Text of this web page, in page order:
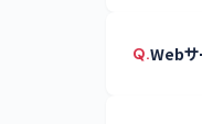
Q.Webサ